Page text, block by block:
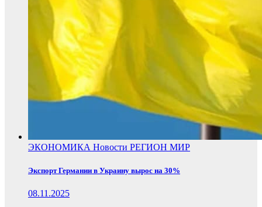
ЭКОНОМИКА Новости РЕГИОН МИР
Экспорт Германии в Украину вырос на 30%
08.11.2025